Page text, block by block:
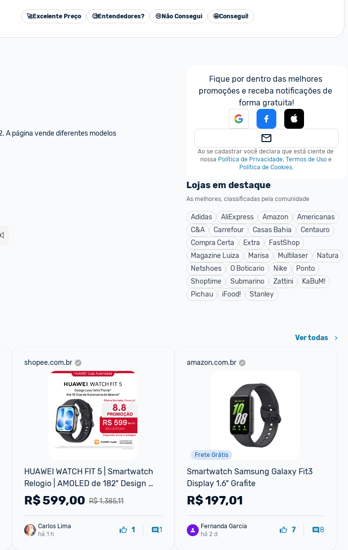
🚀Excelente Preço 🧐Entendedores? 😢 Não Consegui 🤩Consegui!
A página vende diferentes modelos
Fique por dentro das melhores
promoções e receba notificações de
forma gratuita!
Ao se cadastrar você declara que está ciente de
nossa Política de Privacidade, Termos de Uso e
Política de Cookies.
Lojas em destaque
As melhores, classificadas pela comunidade
Adidas AliExpress Amazon
Americanas
C&A
Carrefour Casas Bahia
Centauro
Compra Certa
Extra
FastShop
Magazine Luiza
Marisa Multilaser
Natura
Netshoes
O Boticario Nike
Ponto
Shoptime
Submarino Zattini
KaBuM!
Pichau
iFood! Stanley
Ver todas
shopee.com.br
HUAWEI WATCH FIT 5 | Smartwatch
Relogio | AMOLED de 182" Design
Leve | Mini Treino | 64 GB | GPS
R$ 1.385,11
R$599,00
Carlos Lima
há 1 h
1 1
amazon.com.br
Frete Grátis
Smartwatch Samsung Galaxy Fit3
Display 1.6" Grafite
R$197,01
Fernanda Garcia
há 2 d
7 8